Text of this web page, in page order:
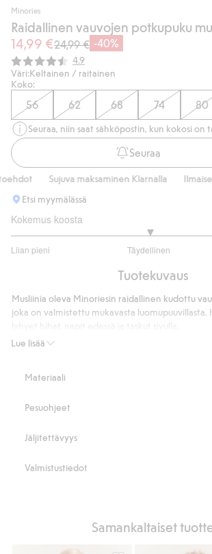
Minories
Raidallinen vauvojen potkupuku
14,99 €24,99 € -40%
Keskimääräinen luokitus:
4.9
Väri:Keltainen / raitainen
Koko:
56 62 68 74 80
Seuraa, niin saat sähköpostin, kun kokosi on
Seuraa
Sujuva maksaminen Klarnalla Ilmaiset
Etsi myymälässä
Kokemus koosta
Liian pieni Täydellinen
/
ääneen
Tuotekuvaus
Lue lisää
Musliinia oleva Minoriesin raidallinen kudottu
joka on valmistettu mukavasta luomupuuvillasta.
Musliinia.
Sisältää 100 % luomupuuvillaa.
Luomupuuvilla – GOTS
Materiaali
Pesuohjeet
Jäljitettävyys
Valmistustiedot
Samankaltaiset